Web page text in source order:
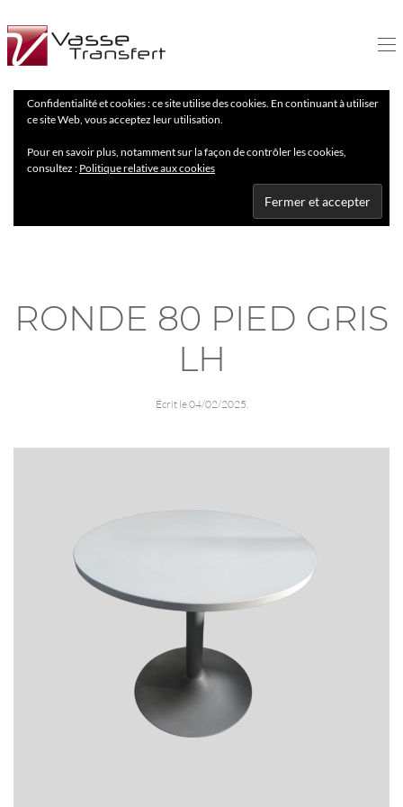
Confidentialité et cookies : ce site utilise des cookies. En continuant à utiliser
ce site Web, vous acceptez leur utilisation.
Pour en savoir plus, notamment sur la façon de contrôler les cookies,
consultez : Politique relative aux cookies
RONDE 80 PIED GRIS
LH
Écrit le04/02/2025.